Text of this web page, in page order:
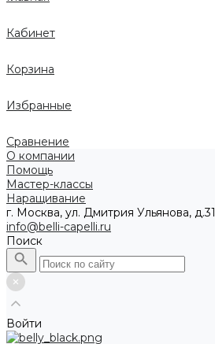
Кабинет
Корзина
Избранные
Сравнение
О компании
Помощь
Мастер-классы
Наращивание
г. Москва, ул. Дмитрия Ульянова, д.31
info@belli-capelli.ru
Поиск
Войти